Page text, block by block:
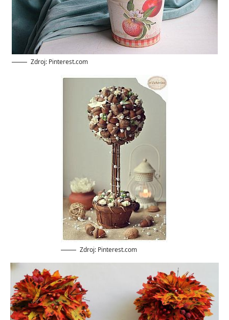
Zdroj: Pinterest.com
Zdroj: Pinterest.com